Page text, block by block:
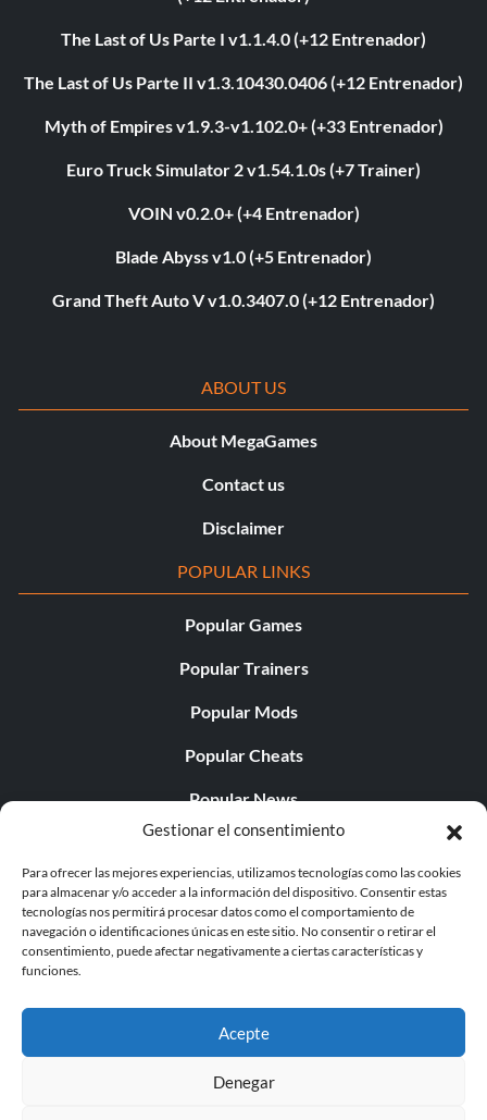
Gestionar el consentimiento
Para ofrecer las mejores experiencias, utilizamos tecnologías como las cookies
para almacenar y/o acceder a la información del dispositivo. Consentir estas
tecnologías nos permitirá procesar datos como el comportamiento de
navegación o identificaciones únicas en este sitio. No consentir o retirar el
consentimiento, puede afectar negativamente a ciertas características y
funciones.
Acepte
Denegar
The Last of Us Parte I v1.1.4.0 (+12 Entrenador)
The Last of Us Parte II v1.3.10430.0406 (+12 Entrenador)
Myth of Empires v1.9.3-v1.102.0+ (+33 Entrenador)
Euro Truck Simulator 2 v1.54.1.0s (+7 Trainer)
VOIN v0.2.0+ (+4 Entrenador)
Blade Abyss v1.0 (+5 Entrenador)
Grand Theft Auto V v1.0.3407.0 (+12 Entrenador)
ABOUT US
About MegaGames
Contact us
Disclaimer
POPULAR LINKS
Popular Games
Popular Trainers
Popular Mods
Popular Cheats
Popular News
Popular Editorials
Popular Free Games
LATEST UPDATES